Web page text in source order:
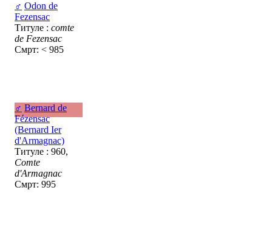
♂ Odon de
Fezensac
Титуле : comte
de Fezensac
Смрт: < 985
♂ Bernard de
Fézensac
(Bernard Ier
d'Armagnac)
Титуле : 960,
Comte
d'Armagnac
Смрт: 995